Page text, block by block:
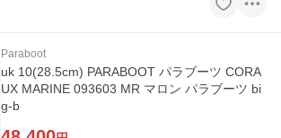
Paraboot
uk 10(28.5cm) PARABOOT パラブーツ CORA
UX MARINE 093603 MR マロン パラブーツ bi
g-b